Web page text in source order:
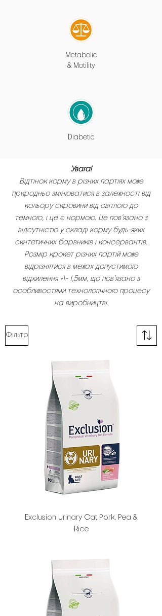
Metabolic
& Motility
Diabetic
Увага!
Відтінок корму в різних партіях може
природньо змінюватися в залежності від
кольору сировини від світлого до
темного, і це є нормою. Це пов’язано з
відсутністю у складі корму будь-яких
синтетичних барвників і консервантів.
Розмір крокет різних партій може
відрізнятися в межах допустимого
відхилення +\- 1,5мм, що пов’язано з
особливостями технологічного процесу
на виробництві.
Фільтр
Exclusion Urinary Cat Pork, Pea &
Rice